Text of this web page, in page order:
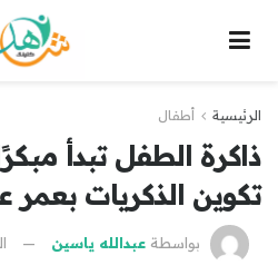
الرئيسية أطفال
ذاكرة الطفل تبدأ
تكوين الذكريات بعمر
بواسطة عبدالله ياسين